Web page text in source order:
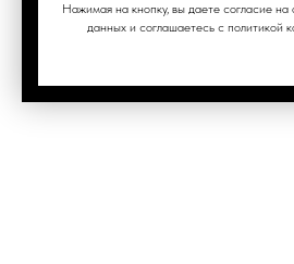
Нажимая на кнопку, вы даете согласие на
данных и соглашаетесь c политикой